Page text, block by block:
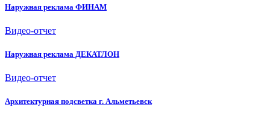
Наружная реклама ФИНАМ
Видео-отчет
Наружная реклама ДЕКАТЛОН
Видео-отчет
Архитектурная подсветка г. Альметьевск